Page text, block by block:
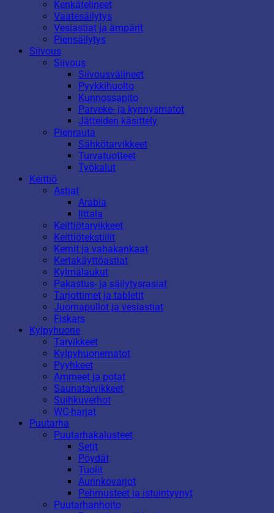
Kenkätelineet
Vaatesäilytys
Vesiastiat ja ämpärit
Piensäilytys
Siivous
Siivous
Siivousvälineet
Pyykkihuolto
Kunnossapito
Parveke- ja kynnysmatot
Jätteiden käsittely
Pienrauta
Sähkötarvikkeet
Turvatuotteet
Työkalut
Keittiö
Astiat
Arabia
Iittala
Keittiötarvikkeet
Keittiötekstiilit
Kernit ja vahakankaat
Kertakäyttöastiat
Kylmälaukut
Pakastus- ja säilytysrasiat
Tarjottimet ja tabletit
Juomapullot ja vesiastiat
Fiskars
Kylpyhuone
Tarvikkeet
Kylpyhuonematot
Pyyhkeet
Ammeet ja potat
Saunatarvikkeet
Suihkuverhot
WC-harjat
Puutarha
Puutarhakalusteet
Setit
Pöydät
Tuolit
Aurinkovarjot
Pehmusteet ja istuintyynyt
Puutarhanhoito